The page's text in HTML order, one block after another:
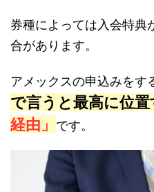
券種によっては入会特典
合があります。
アメックスの申込みをす
で言うと最高に位
経由」
です。